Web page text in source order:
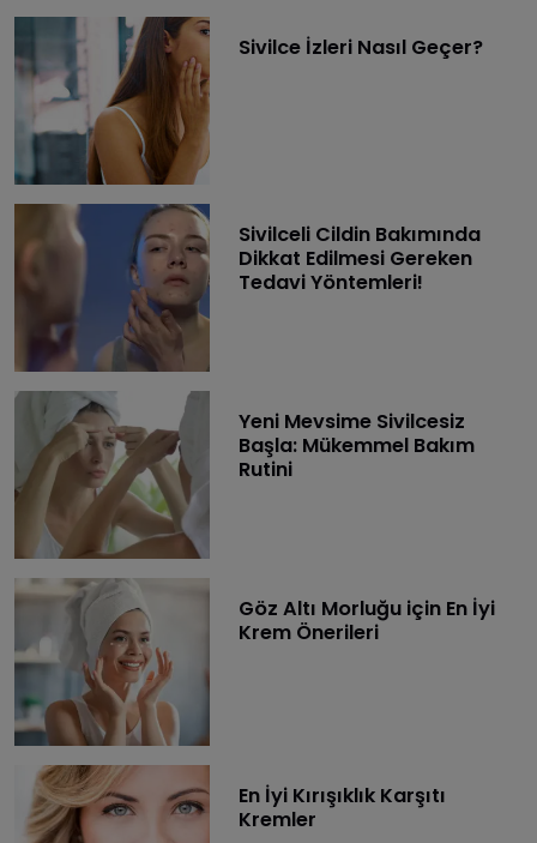
Sivilce İzleri Nasıl Geçer?
Sivilceli Cildin Bakımında
Dikkat Edilmesi Gereken
Tedavi Yöntemleri!
Yeni Mevsime Sivilcesiz
Başla: Mükemmel Bakım
Rutini
Göz Altı Morluğu için En İyi
Krem Önerileri
En İyi Kırışıklık Karşıtı
Kremler